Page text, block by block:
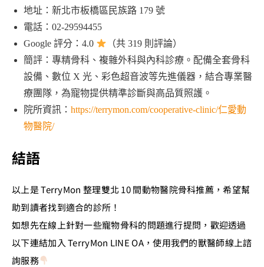
地址：新北市板橋區民族路 179 號
電話：02-29594455
Google 評分：4.0
（共 319 則評論）
簡評：專精骨科、複雜外科與內科診療。配備全套骨科
設備、數位 X 光、彩色超音波等先進儀器，結合專業醫
療團隊，為寵物提供精準診斷與高品質照護。
院所資訊： https://terrymon.com/cooperative-clinic/仁愛動
物醫院/
結語
以上是 TerryMon 整理雙北 10 間動物醫院骨科推薦，希望幫
助到讀者找到適合的診所！
如想先在線上針對一些寵物骨科的問題進行提問，歡迎透過
以下連結加入 TerryMon LINE OA，使用我們的獸醫師線上諮
詢服務